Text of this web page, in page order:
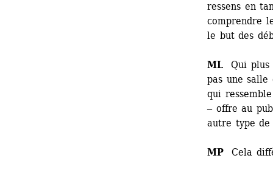
ressens en
comprendre
le but des
ML Qui plus
pas une salle
qui
‒ offre au
autre type de
MP Cela